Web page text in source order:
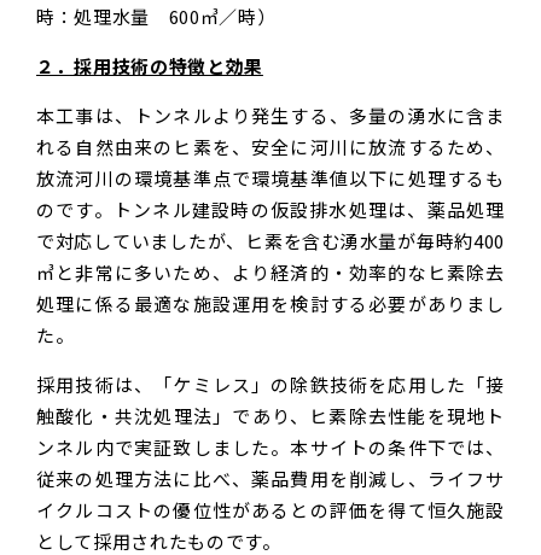
時：処理水量 600㎥／時）
２．採用技術の特徴と効果
本工事は、トンネルより発生する、多量の湧水に含ま
れる自然由来のヒ素を、安全に河川に放流するため、
放流河川の環境基準点で環境基準値以下に処理するも
のです。トンネル建設時の仮設排水処理は、薬品処理
で対応していましたが、ヒ素を含む湧水量が毎時約400
㎥と非常に多いため、より経済的・効率的なヒ素除去
処理に係る最適な施設運用を検討する必要がありまし
た。
採用技術は、「ケミレス」の除鉄技術を応用した「接
触酸化・共沈処理法」であり、ヒ素除去性能を現地ト
ンネル内で実証致しました。本サイトの条件下では、
従来の処理方法に比べ、薬品費用を削減し、ライフサ
イクルコストの優位性があるとの評価を得て恒久施設
として採用されたものです。